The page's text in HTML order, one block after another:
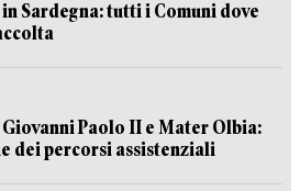
Sardegna: tutti i Comuni dove
Paolo II e Mater Olbia:
dei percorsi assistenziali